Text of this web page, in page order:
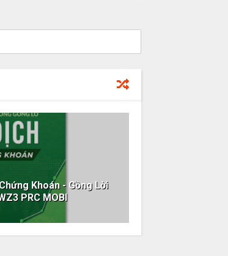
Khoán - Gồng Lời
PRC MOBI